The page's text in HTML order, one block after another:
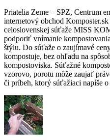
Priatelia Zeme – SPZ, Centrum
internetový obchod
celoslovenskej súťaže MISS
podporiť vnímanie
štýlu. Do súťaže o zaujímavé
kompostuje, bez ohľadu na
kompostoviska. Súťažné
vzorovo, porotu môže zaujať
či príbeh, ktorý súťažiaci napíše